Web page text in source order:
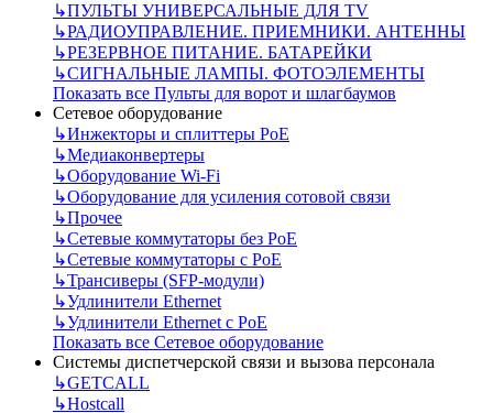
↳ПУЛЬТЫ УНИВЕРСАЛЬНЫЕ ДЛЯ TV
↳РАДИОУПРАВЛЕНИЕ. ПРИЕМНИКИ. АНТЕННЫ
↳РЕЗЕРВНОЕ ПИТАНИЕ. БАТАРЕЙКИ
↳СИГНАЛЬНЫЕ ЛАМПЫ. ФОТОЭЛЕМЕНТЫ
Показать все Пульты для ворот и шлагбаумов
Сетевое оборудование
↳Инжекторы и сплиттеры РоЕ
↳Медиаконвертеры
↳Оборудование Wi-Fi
↳Оборудование для усиления сотовой связи
↳Прочее
↳Сетевые коммутаторы без РоЕ
↳Сетевые коммутаторы с РоЕ
↳Трансиверы (SFP-модули)
↳Удлинители Ethernet
↳Удлинители Ethernet с PoE
Показать все Сетевое оборудование
Системы диспетчерской связи и вызова персонала
↳GETCALL
↳Hostcall